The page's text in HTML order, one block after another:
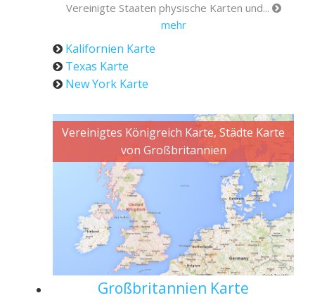
Vereinigte Staaten physische Karten und...
mehr
Kalifornien Karte
Texas Karte
New York Karte
Vereinigtes Königreich Karte, Städte Karte
von Großbritannien
Großbritannien Karte